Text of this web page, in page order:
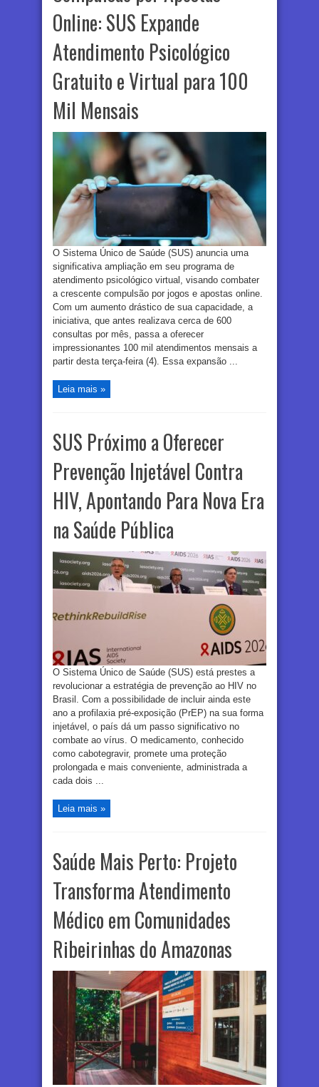
Online: SUS Expande
Atendimento Psicológico
Gratuito e Virtual para 100
Mil Mensais
O Sistema Único de Saúde (SUS) anuncia uma
significativa ampliação em seu programa de
atendimento psicológico virtual, visando combater
a crescente compulsão por jogos e apostas online.
Com um aumento drástico de sua capacidade, a
iniciativa, que antes realizava cerca de 600
consultas por mês, passa a oferecer
impressionantes 100 mil atendimentos mensais a
partir desta terça-feira (4). Essa expansão ...
Leia mais »
SUS Próximo a Oferecer
Prevenção Injetável Contra
HIV, Apontando Para Nova Era
na Saúde Pública
O Sistema Único de Saúde (SUS) está prestes a
revolucionar a estratégia de prevenção ao HIV no
Brasil. Com a possibilidade de incluir ainda este
ano a profilaxia pré-exposição (PrEP) na sua forma
injetável, o país dá um passo significativo no
combate ao vírus. O medicamento, conhecido
como cabotegravir, promete uma proteção
prolongada e mais conveniente, administrada a
cada dois ...
Leia mais »
Saúde Mais Perto: Projeto
Transforma Atendimento
Médico em Comunidades
Ribeirinhas do Amazonas